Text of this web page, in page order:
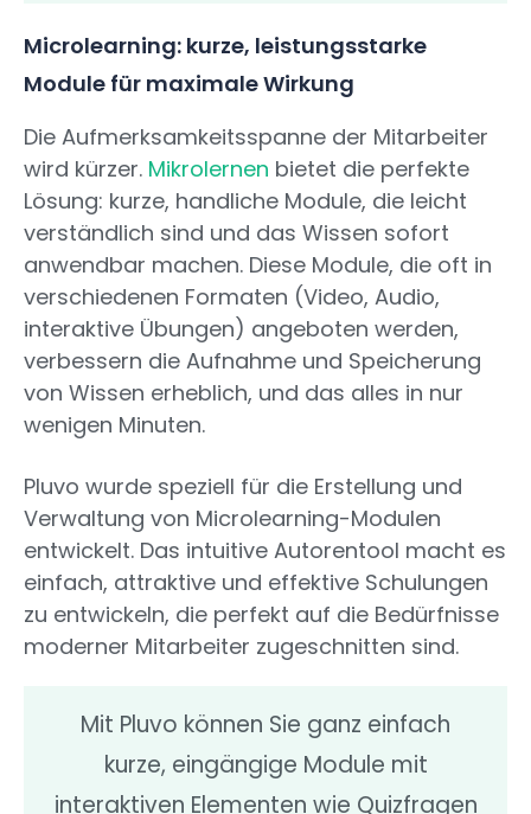
Microlearning: kurze, leistungsstarke
Module für maximale Wirkung
Die Aufmerksamkeitsspanne der Mitarbeiter
wird kürzer. Mikrolernen bietet die perfekte
Lösung: kurze, handliche Module, die leicht
verständlich sind und das Wissen sofort
anwendbar machen. Diese Module, die oft in
verschiedenen Formaten (Video, Audio,
interaktive Übungen) angeboten werden,
verbessern die Aufnahme und Speicherung
von Wissen erheblich, und das alles in nur
wenigen Minuten.
Pluvo wurde speziell für die Erstellung und
Verwaltung von Microlearning-Modulen
entwickelt. Das intuitive Autorentool macht es
einfach, attraktive und effektive Schulungen
zu entwickeln, die perfekt auf die Bedürfnisse
moderner Mitarbeiter zugeschnitten sind.
Mit Pluvo können Sie ganz einfach
kurze, eingängige Module mit
interaktiven Elementen wie Quizfragen